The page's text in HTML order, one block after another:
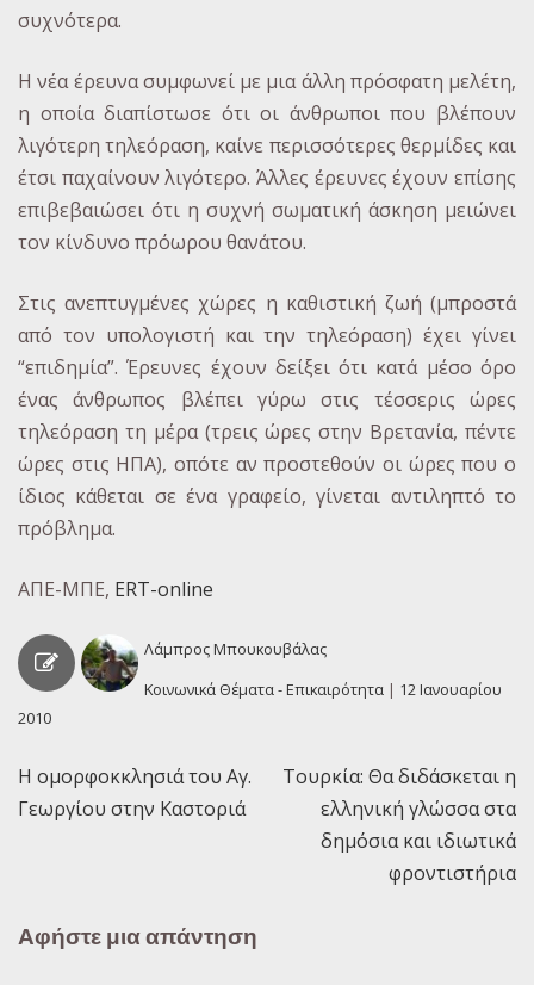
συχνότερα.
Η νέα έρευνα συμφωνεί με μια άλλη πρόσφατη μελέτη,
η οποία διαπίστωσε ότι οι άνθρωποι που βλέπουν
λιγότερη τηλεόραση, καίνε περισσότερες θερμίδες και
έτσι παχαίνουν λιγότερο. Άλλες έρευνες έχουν επίσης
επιβεβαιώσει ότι η συχνή σωματική άσκηση μειώνει
τον κίνδυνο πρόωρου θανάτου.
Στις ανεπτυγμένες χώρες η καθιστική ζωή (μπροστά
από τον υπολογιστή και την τηλεόραση) έχει γίνει
“επιδημία”. Έρευνες έχουν δείξει ότι κατά μέσο όρο
ένας άνθρωπος βλέπει γύρω στις τέσσερις ώρες
τηλεόραση τη μέρα (τρεις ώρες στην Βρετανία, πέντε
ώρες στις ΗΠΑ), οπότε αν προστεθούν οι ώρες που ο
ίδιος κάθεται σε ένα γραφείο, γίνεται αντιληπτό το
πρόβλημα.
ΑΠΕ-ΜΠΕ, ERT-online
Λάμπρος Μπουκουβάλας
Κοινωνικά Θέματα - Επικαιρότητα | 12 Ιανουαρίου
2010
Πλοήγηση
άρθρων
Η ομορφοκκλησιά του Αγ.
Γεωργίου στην Καστοριά
Τουρκία: Θα διδάσκεται η
ελληνική γλώσσα στα
δημόσια και ιδιωτικά
φροντιστήρια
Αφήστε μια απάντηση